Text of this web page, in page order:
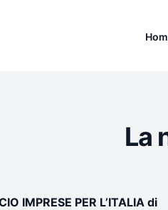
La
IMPRESE PER L’ITALIA di